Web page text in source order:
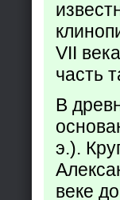
VII
часть
В
э.).
веке